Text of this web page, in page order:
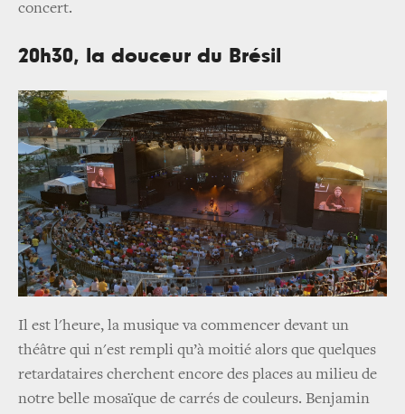
concert.
20h30, la douceur du Brésil
Il est l'heure, la musique va commencer devant un
théâtre qui n'est rempli qu’à moitié alors que quelques
retardataires cherchent encore des places au milieu de
notre belle mosaïque de carrés de couleurs. Benjamin